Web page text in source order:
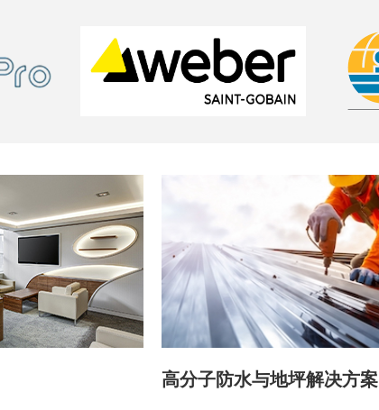
高分子防水与地坪解决方案